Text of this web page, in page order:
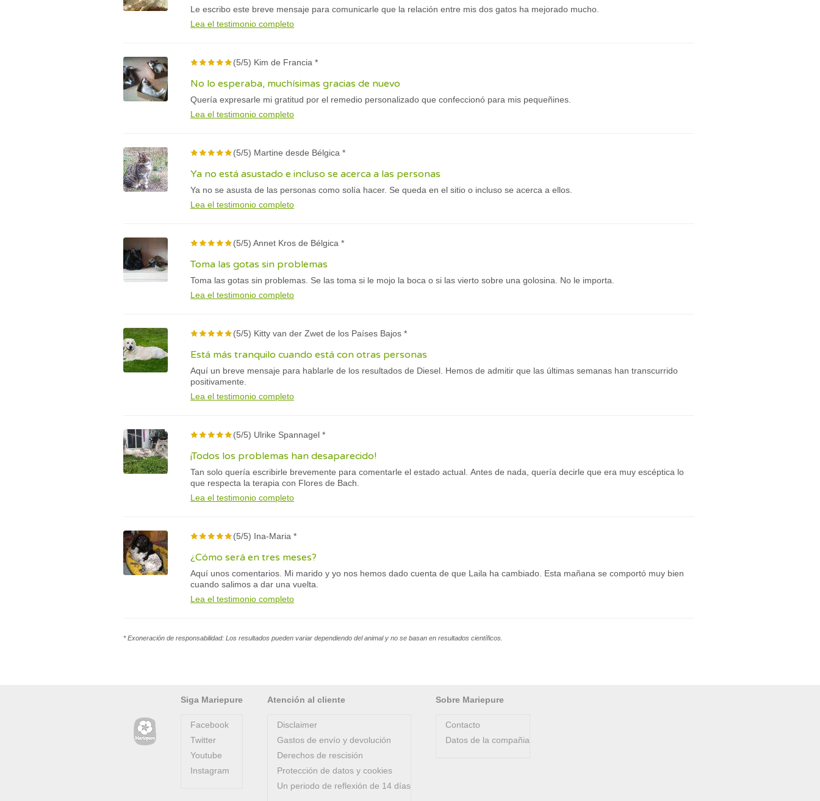
Le escribo este breve mensaje para comunicarle que la relación entre mis dos gatos ha mejorado mucho.
Lea el testimonio completo
(5/5) Kim de Francia *
No lo esperaba, muchísimas gracias de nuevo
Quería expresarle mi gratitud por el remedio personalizado que confeccionó para mis pequeñines.
Lea el testimonio completo
(5/5) Martine desde Bélgica *
Ya no está asustado e incluso se acerca a las personas
Ya no se asusta de las personas como solía hacer. Se queda en el sitio o incluso se acerca a ellos.
Lea el testimonio completo
(5/5) Annet Kros de Bélgica *
Toma las gotas sin problemas
Toma las gotas sin problemas. Se las toma si le mojo la boca o si las vierto sobre una golosina. No le importa.
Lea el testimonio completo
(5/5) Kitty van der Zwet de los Países Bajos *
Está más tranquilo cuando está con otras personas
Aquí un breve mensaje para hablarle de los resultados de Diesel. Hemos de admitir que las últimas semanas han transcurrido
positivamente.
Lea el testimonio completo
(5/5) Ulrike Spannagel *
¡Todos los problemas han desaparecido!
Tan solo quería escribirle brevemente para comentarle el estado actual. Antes de nada, quería decirle que era muy escéptica lo
que respecta la terapia con Flores de Bach.
Lea el testimonio completo
(5/5) Ina-Maria *
¿Cómo será en tres meses?
Aquí unos comentarios. Mi marido y yo nos hemos dado cuenta de que Laila ha cambiado. Esta mañana se comportó muy bien
cuando salimos a dar una vuelta.
Lea el testimonio completo
* Exoneración de responsabilidad: Los resultados pueden variar dependiendo del animal y no se basan en resultados científicos.
Siga Mariepure
Facebook
Twitter
Youtube
Instagram
Atención al cliente
Disclaimer
Gastos de envío y devolución
Derechos de rescisión
Protección de datos y cookies
Un periodo de reflexión de 14 días
Sobre Mariepure
Contacto
Datos de la compañia